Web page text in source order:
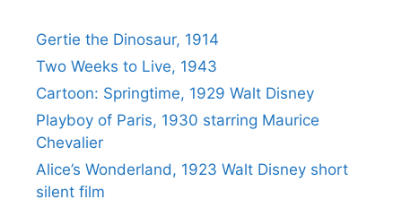
Gertie the Dinosaur, 1914
Two Weeks to Live, 1943
Cartoon: Springtime, 1929 Walt Disney
Playboy of Paris, 1930 starring Maurice
Chevalier
Alice’s Wonderland, 1923 Walt Disney short
silent film